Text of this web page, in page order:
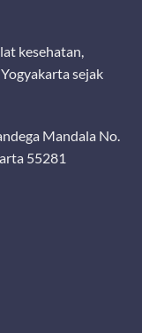
kesehatan,
sejak
Mandala No.
55281